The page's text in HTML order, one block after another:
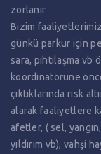
zorlanır
Bizim
günkü parkur için
sara, pıhtılaşma
koordinatörüne
çıktıklarında risk
alarak faaliyetlere
afetler, ( sel,
yıldırım vb), vahşi